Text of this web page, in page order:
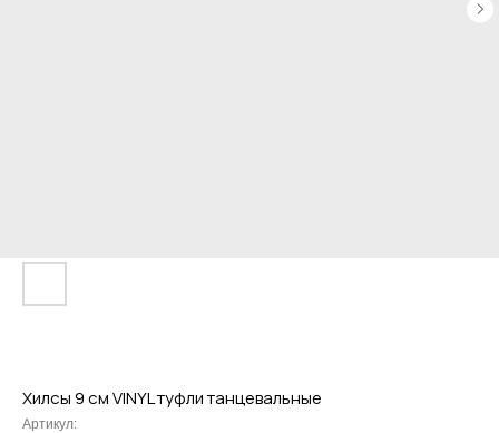
Хилсы 9 см VINYL туфли танцевальные
Артикул: